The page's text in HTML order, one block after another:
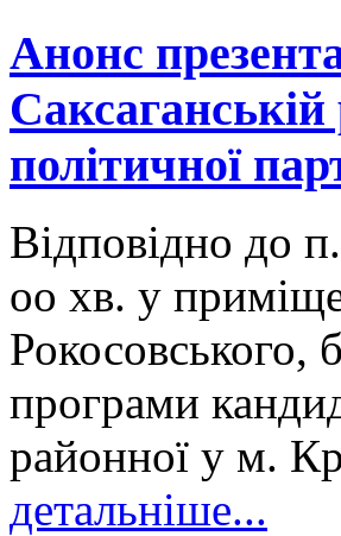
Анонс
Саксаганській
політичної
Відповідно до
оо хв. у
Рокосовського,
програми
районної у м.
детальніше...